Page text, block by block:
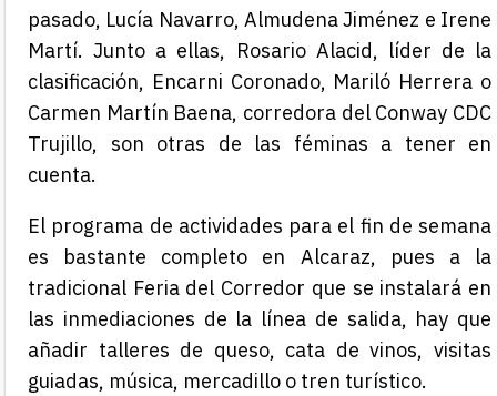
pasado, Lucía Navarro, Almudena Jiménez e Irene
Martí. Junto a ellas, Rosario Alacid, líder de la
clasificación, Encarni Coronado, Mariló Herrera o
Carmen Martín Baena, corredora del Conway CDC
Trujillo, son otras de las féminas a tener en
cuenta.
El programa de actividades para el fin de semana
es bastante completo en Alcaraz, pues a la
tradicional Feria del Corredor que se instalará en
las inmediaciones de la línea de salida, hay que
añadir talleres de queso, cata de vinos, visitas
guiadas, música, mercadillo o tren turístico.